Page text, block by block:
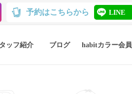
予約はこちらから LINE
ッフ紹介 ブログ habitカラー会員